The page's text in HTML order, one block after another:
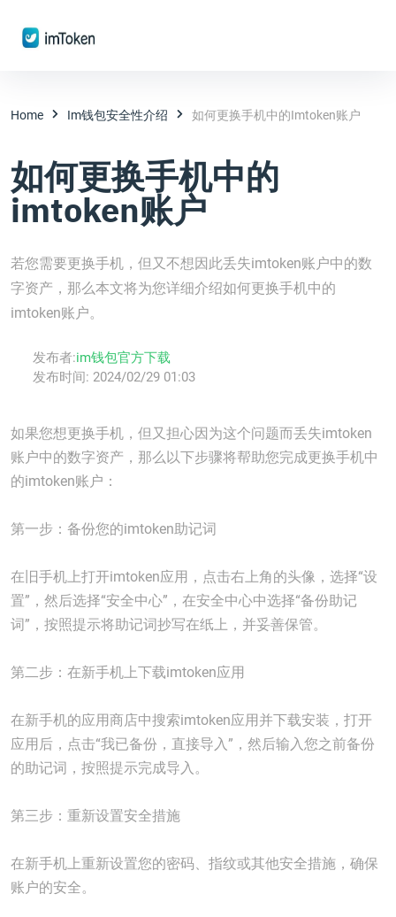
Home Im钱包安全性介绍 如何更换手机中的imtoken账户
如何更换手机中的
imtoken账户
若您需要更换手机，但又不想因此丢失imtoken账户中的数
字资产，那么本文将为您详细介绍如何更换手机中的
imtoken账户。
发布者:im钱包官方下载
发布时间: 2024/02/29 01:03
如果您想更换手机，但又担心因为这个问题而丢失imtoken
账户中的数字资产，那么以下步骤将帮助您完成更换手机中
的imtoken账户：
第一步：备份您的imtoken助记词
在旧手机上打开imtoken应用，点击右上角的头像，选择“设
置”，然后选择“安全中心”，在安全中心中选择“备份助记
词”，按照提示将助记词抄写在纸上，并妥善保管。
第二步：在新手机上下载imtoken应用
在新手机的应用商店中搜索imtoken应用并下载安装，打开
应用后，点击“我已备份，直接导入”，然后输入您之前备份
的助记词，按照提示完成导入。
第三步：重新设置安全措施
在新手机上重新设置您的密码、指纹或其他安全措施，确保
账户的安全。